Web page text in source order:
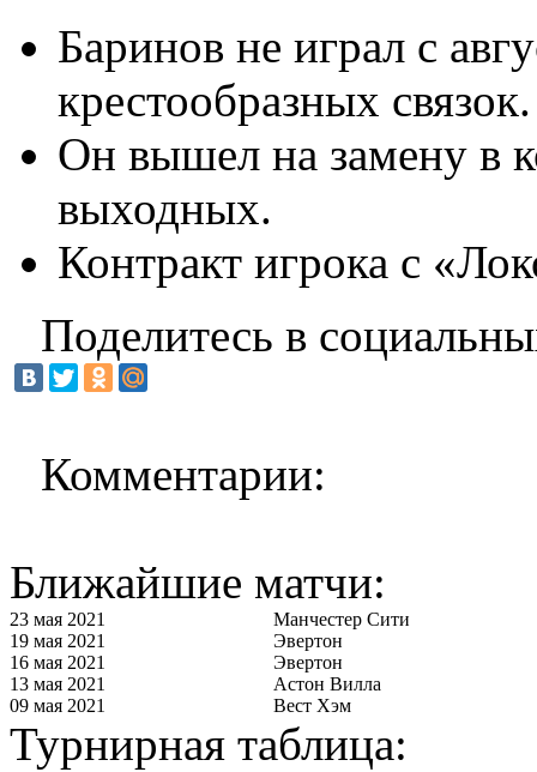
Баринов не играл с
крестообразных связок.
Он вышел на замену в
выходных.
Контракт игрока с
Поделитесь в
Комментарии:
Ближайшие матчи:
23 мая 2021
Манчестер Сити
19 мая 2021
Эвертон
16 мая 2021
Эвертон
13 мая 2021
Астон Вилла
09 мая 2021
Вест Хэм
Турнирная таблица: